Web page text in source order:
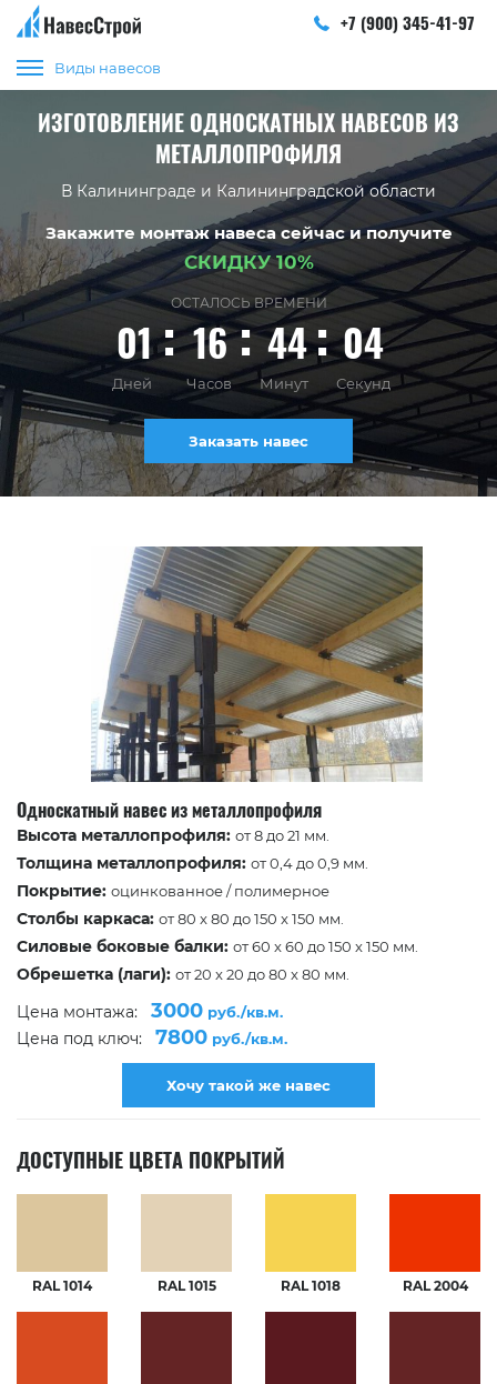
+7 (900) 345-41-97
Виды навесов
ИЗГОТОВЛЕНИЕ ОДНОСКАТНЫХ НАВЕСОВ ИЗ
МЕТАЛЛОПРОФИЛЯ
В Калининграде и Калининградской области
Закажите монтаж навеса сейчас и получите
СКИДКУ 10%
ОСТАЛОСЬ ВРЕМЕНИ
01 16 44 04
Дней Часов Минут Секунд
Заказать навес
Односкатный навес из металлопрофиля
Высота металлопрофиля: от 8 до 21 мм.
Толщина металлопрофиля: от 0,4 до 0,9 мм.
Покрытие: оцинкованное / полимерное
Столбы каркаса: от 80 x 80 до 150 x 150 мм.
Силовые боковые балки: от 60 x 60 до 150 x 150 мм.
Обрешетка (лаги): от 20 x 20 до 80 x 80 мм.
Цена монтажа: 3000 руб./кв.м.
Цена под ключ: 7800 руб./кв.м.
Хочу такой же навес
ДОСТУПНЫЕ ЦВЕТА ПОКРЫТИЙ
RAL 1014 RAL 1015 RAL 1018 RAL 2004